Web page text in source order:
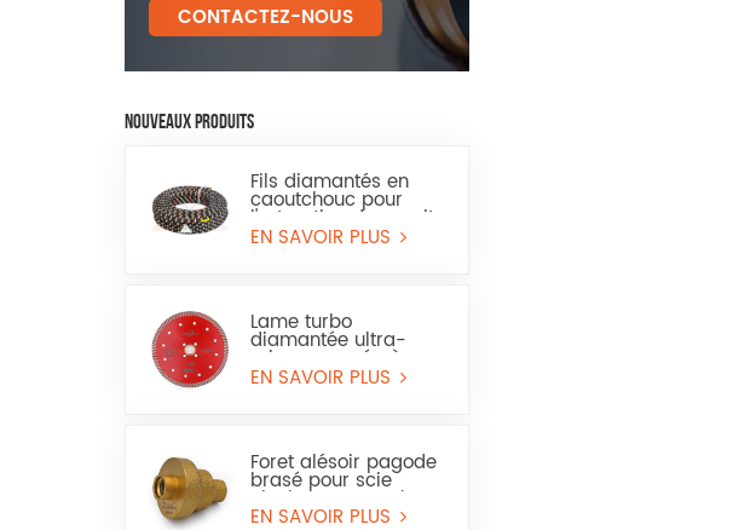
CONTACTEZ-NOUS
NOUVEAUX PRODUITS
Fils diamantés en
caoutchouc pour
l'extraction du granit
et du grès
EN SAVOIR PLUS
Lame turbo
diamantée ultra-
mince pressée à
chaud pour granit et
EN SAVOIR PLUS
Foret alésoir pagode
brasé pour scie
cloche pour marbre
ou céramique
EN SAVOIR PLUS